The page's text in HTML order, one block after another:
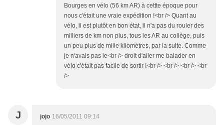
Bourges en vélo (56 km AR) à cettte époque pour
nous c'était une vraie expédition !<br /> Quant au
vélo, il est plutôt en bon état, il n'a pas du rouler des
milliers de km non plus, tous les AR au collège, puis
un peu plus de mille kilomètres, par la suite. Comme
je n'avais pas le<br /> droit d'aller me balader en
vélo c'était pas facile de sortir !<br /> <br /> <br /> <br
/>
J jojo 16/05/2011 09:14